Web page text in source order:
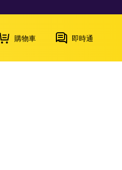
購物車 即時通